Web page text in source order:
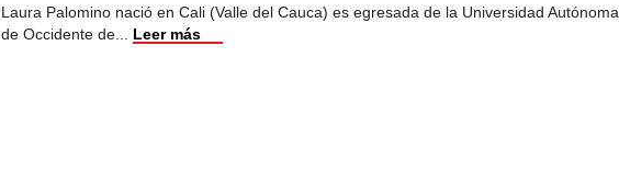
Laura Palomino nació en Cali (Valle del Cauca) es egresada de la Universidad Autónoma
de Occidente de
Leer más